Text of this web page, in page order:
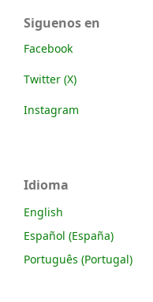
Siguenos en
Facebook
Twitter (X)
Instagram
Idioma
English
Español (España)
Português (Portugal)